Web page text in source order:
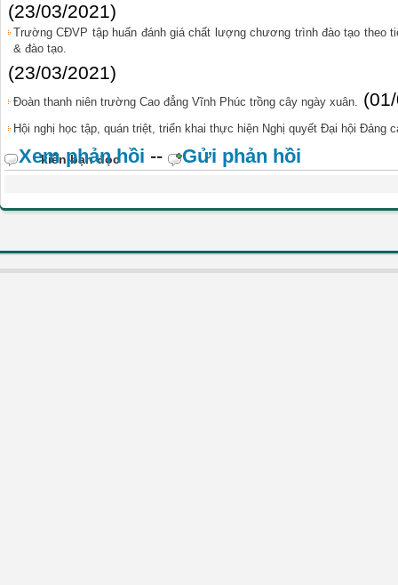
(23/03/2021)
Trường CĐVP tập huấn đánh giá chất lượng chương trình đào tạo theo
& đào tạo.
(23/03/2021)
Đoàn thanh niên trường Cao đẳng Vĩnh Phúc trồng cây ngày xuân.
Hội nghị học tập, quán triệt, triển khai thực hiện Nghị quyết Đại hội Đảng
kiến bạn đọc
Xem phản hồi -- Gửi phản hồi